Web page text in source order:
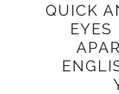
QUICK